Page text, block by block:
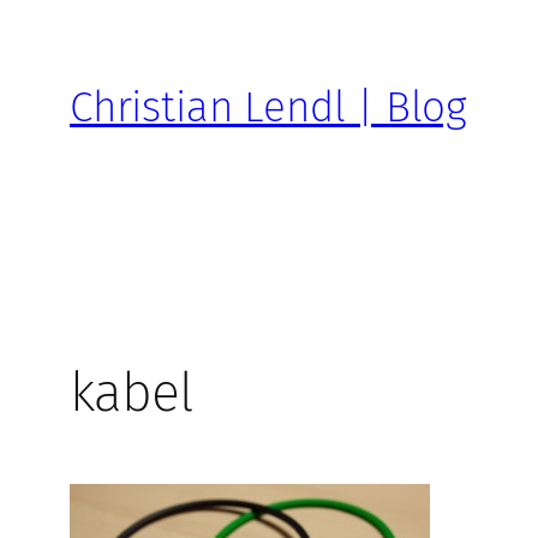
Christian Lendl | Blog
kabel